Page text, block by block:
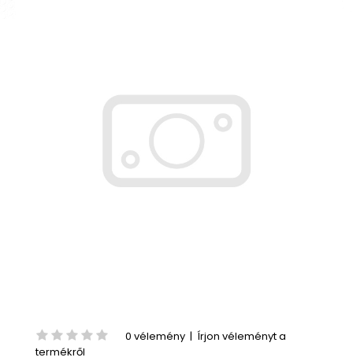
0 vélemény | Írjon véleményt a
termékről